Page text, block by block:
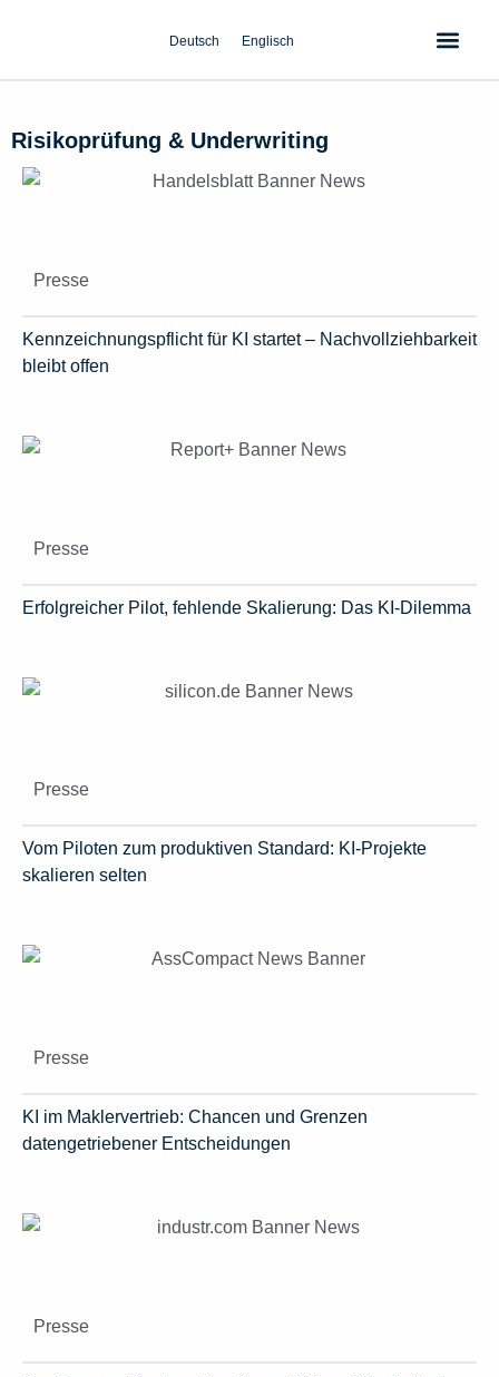
Deutsch Englisch
Risikoprüfung & Underwriting
Presse
Kennzeichnungspflicht für KI startet – Nachvollziehbarkeit
bleibt offen
Presse
Erfolgreicher Pilot, fehlende Skalierung: Das KI-Dilemma
Presse
Vom Piloten zum produktiven Standard: KI-Projekte
skalieren selten
Presse
KI im Maklervertrieb: Chancen und Grenzen
datengetriebener Entscheidungen
Presse